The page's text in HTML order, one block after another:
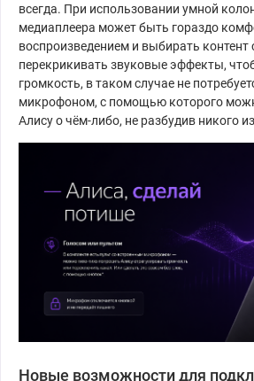
всегда. При использовании умной
медиаплеера может быть гораздо
воспроизведением и выбирать
перекрикивать звуковые эффекты,
громкость, в таком случае не
микрофоном, с помощью которого
Алису о чём-либо, не разбудив никого
Новые возможности для